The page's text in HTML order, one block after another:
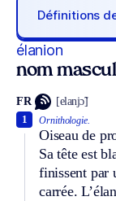
Définitions
élanion
nom
FR [elanjɔ̃]
Ornithologie.
Oiseau de
Sa tête est
finissent par
carrée.
1